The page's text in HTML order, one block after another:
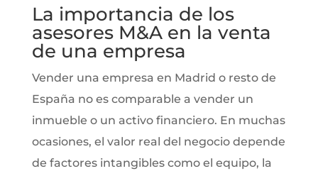
La importancia de los
asesores M&A en la venta
de una empresa
Vender una empresa en Madrid o resto de
España no es comparable a vender un
inmueble o un activo financiero. En muchas
ocasiones, el valor real del negocio depende
de factores intangibles como el equipo, la